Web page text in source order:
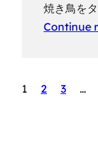
焼き鳥を
Continue
1 2 3 …